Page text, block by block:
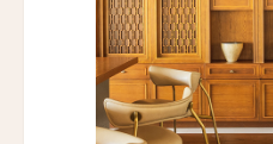
カサ・ルシア
Casa Lucia
ケノア・エクスクルーシ